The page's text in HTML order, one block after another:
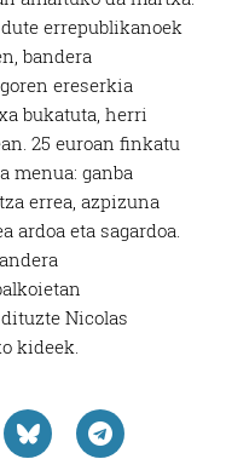
errepublikanoek
bandera
ereserkia
bukatuta, herri
25 euroan finkatu
menua: ganba
errea, azpizuna
ardoa eta sagardoa.
Nicolas
kideek.